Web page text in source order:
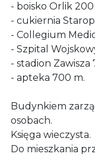
- boisko Orlik 200
- cukiernia
- Collegium
- Szpital
- stadion Zawisza
- apteka 700 m.
Budynkiem
osobach.
Księga wieczysta.
Do mieszkania